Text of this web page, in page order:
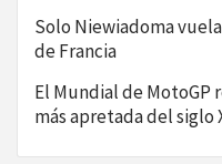
Solo Niewiadoma
de Francia
El Mundial de
más apretada del siglo